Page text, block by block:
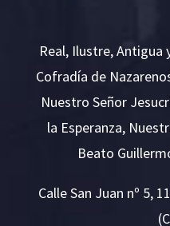
Real, Ilustre, Antigua
Cofradía de
Nuestro Señor
la Esperanza,
Beato
Calle San Juan nº 5,